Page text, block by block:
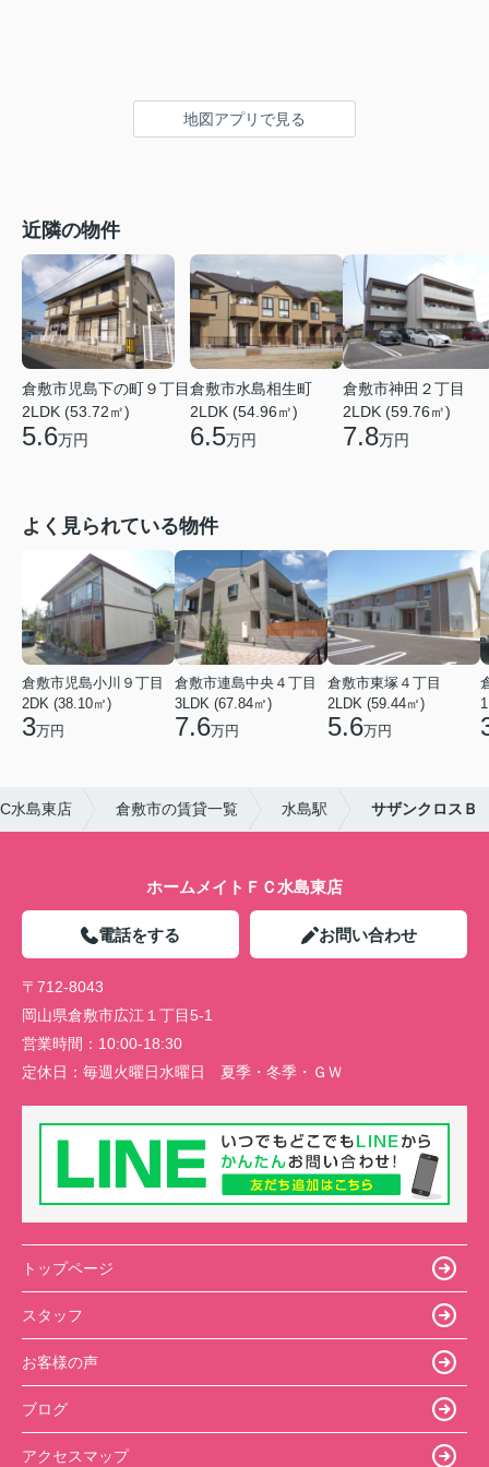
地図アプリで見る
近隣の物件
倉敷市児島下の町９丁目
2LDK (53.72㎡)
5.6万円
倉敷市水島相生町
2LDK (54.96㎡)
6.5万円
倉敷市神田２丁目
2LDK (59.76㎡)
7.8万円
よく見られている物件
倉敷市児島小川９丁目
2DK (38.10㎡)
3万円
倉敷市連島中央４丁目
3LDK (67.84㎡)
7.6万円
倉敷市東塚４丁目
2LDK (59.44㎡)
5.6万円
水島東店 倉敷市の賃貸一覧 水島駅 サザンクロスＢ
ホームメイトＦＣ水島東店
電話をする お問い合わせ
〒712-8043
岡山県倉敷市広江１丁目5-1
営業時間： 10:00-18:30
定休日： 毎週火曜日水曜日 夏季・冬季・ＧＷ
トップページ
スタッフ
お客様の声
ブログ
アクセスマップ